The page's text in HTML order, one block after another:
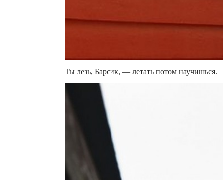
Ты лезь, Барсик, — летать потом научишься.